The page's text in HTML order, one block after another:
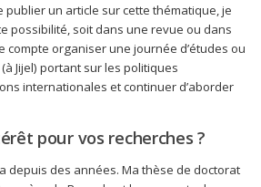
publier un article sur cette thématique, je
possibilité, soit dans une revue ou dans
compte organiser une journée d’études ou
Jijel) portant sur les politiques
internationales et continuer d’aborder
pour vos recherches ?
depuis des années. Ma thèse de doctorat